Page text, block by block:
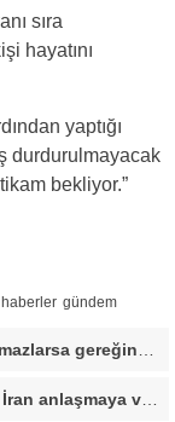
sıra
hayatını
yaptığı
durdurulmayacak
bekliyor.”
gündem
Arabulucu ülke Pakistan duyurdu: ABD ile İran anlaşmaya vardı